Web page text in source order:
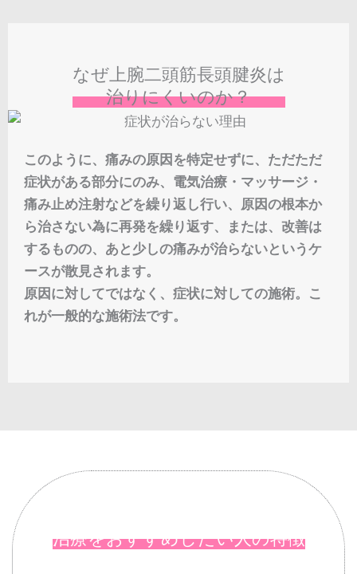
なぜ上腕二頭筋長頭腱炎は
治りにくいのか？
このように、痛みの原因を特定せずに、ただただ
症状がある部分にのみ、電気治療・マッサージ・
痛み止め注射などを繰り返し行い、原因の根本か
ら治さない為に再発を繰り返す、または、改善は
するものの、あと少しの痛みが治らないというケ
ースが散見されます。
原因に対してではなく、症状に対しての施術。こ
れが一般的な施術法です。
治療をおすすめしたい人の特徴